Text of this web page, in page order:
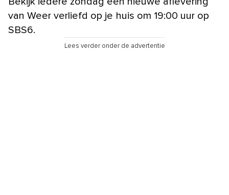
van Weer verliefd op je huis om 19:00 uur op
SBS6.
Lees verder onder de advertentie